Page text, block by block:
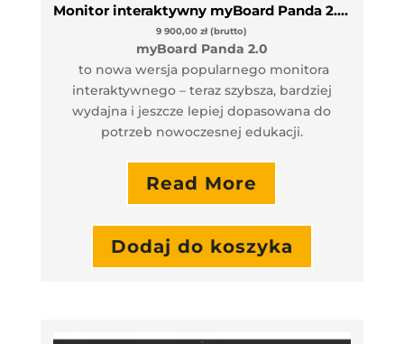
Monitor interaktywny myBoard Panda 2.0 86″ VAT 0%
9 900,00zł (brutto)
myBoard Panda 2.0
to nowa wersja popularnego monitora
interaktywnego – teraz szybsza, bardziej
wydajna i jeszcze lepiej dopasowana do
potrzeb nowoczesnej edukacji.
Read More
Dodaj do koszyka